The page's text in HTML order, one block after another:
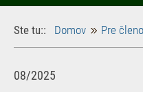
Ste tu:: Domov Pre
08/2025